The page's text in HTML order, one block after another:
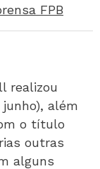
FPB
realizou
além
o título
outras
alguns